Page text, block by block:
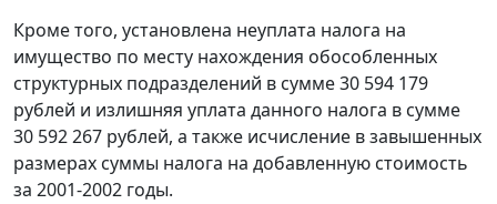
Кроме того, установлена неуплата налога на
имущество по месту нахождения обособленных
структурных подразделений в сумме 30 594 179
рублей и излишняя уплата данного налога в сумме
30 592 267 рублей, а также исчисление в завышенных
размерах суммы налога на добавленную стоимость
за 2001-2002 годы.